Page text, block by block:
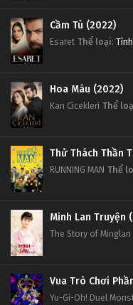
Cầm Tù (2022)
Esaret Thể loại:
Hoa Máu (2022)
Kan Cicekleri Thể
Thử Thách Thần
RUNNING MAN Thể
Minh Lan Truyện
The Story of Minglan
Yu-Gi-Oh! Duel